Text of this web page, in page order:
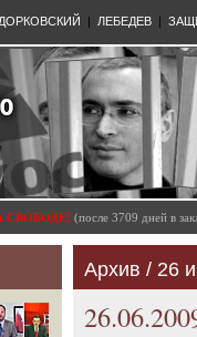
| ЛЕБЕДЕВ |
СВОБОДЕ! (после 3709 дней в
Архив / 26